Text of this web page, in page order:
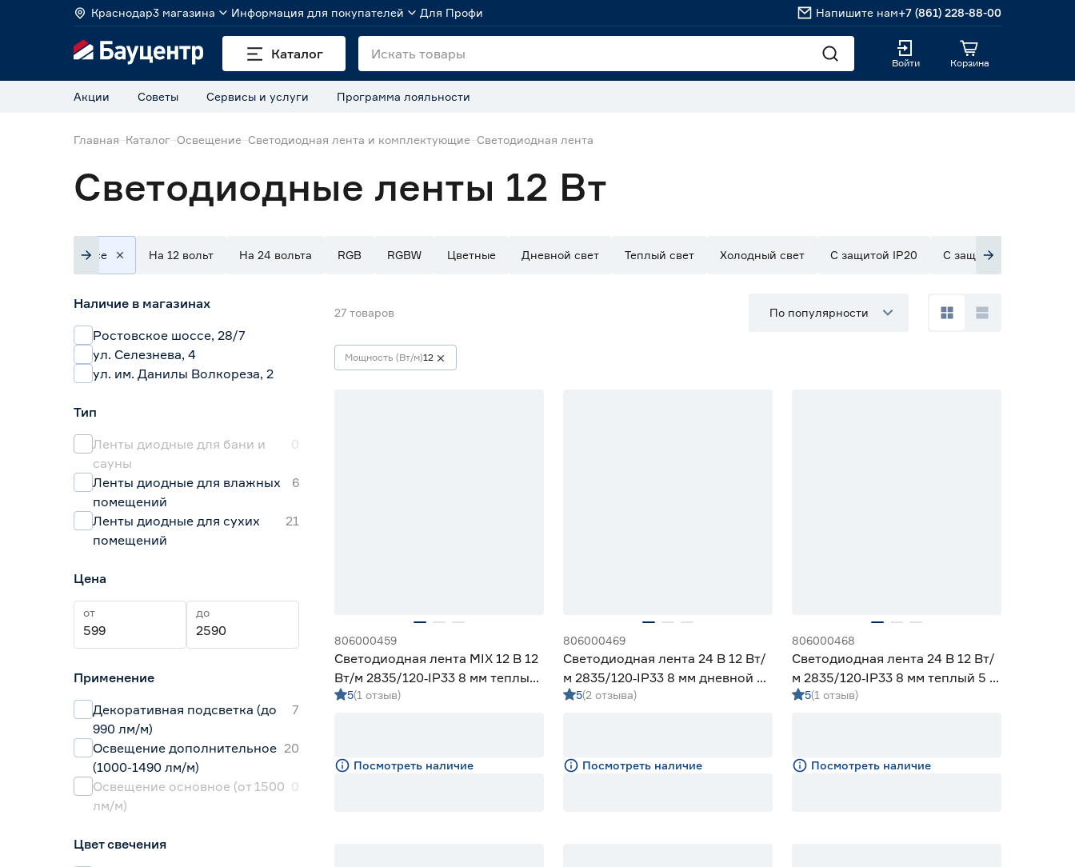
Краснодар3 магазина Информация для покупателей Для Профи Напишите нам+7 (861) 228-88-00
Каталог
Войти Корзина
Акции Советы Сервисы и услуги Программа лояльности
Главная Каталог Освещение Светодиодная лента и комплектующие Светодиодная лента
Светодиодные ленты 12 Вт
Все На 12 вольт На 24 вольта RGB RGBW Цветные Дневной свет Теплый свет Холодный свет С защитой IP20 С защитой IP33
Наличие в магазинах
Ростовское шоссе, 28/7
ул. Селезнева, 4
ул. им. Данилы Волкореза, 2
Тип
Ленты диодные для бани и
сауны
0
Ленты диодные для влажных
помещений
6
Ленты диодные для сухих
помещений
21
Цена
от до
Применение
Декоративная подсветка (до
990 лм/м)
7
Освещение дополнительное
(1000-1490 лм/м)
20
Освещение основное (от 1500
лм/м)
0
Цвет свечения
27 товаров По популярности
Мощность (Вт/м)12
806000459
Светодиодная лента MIX 12 В 12
Вт/м 2835/120‑IP33 8 мм теплый/
дневной/холодный 2 м Geniled
5(1 отзыв)
Посмотреть наличие
806000469
Светодиодная лента 24 В 12 Вт/
м 2835/120‑IP33 8 мм дневной 5
м Geniled
5(2 отзыва)
Посмотреть наличие
806000468
Светодиодная лента 24 В 12 Вт/
м 2835/120‑IP33 8 мм теплый 5 м
Geniled
5(1 отзыв)
Посмотреть наличие